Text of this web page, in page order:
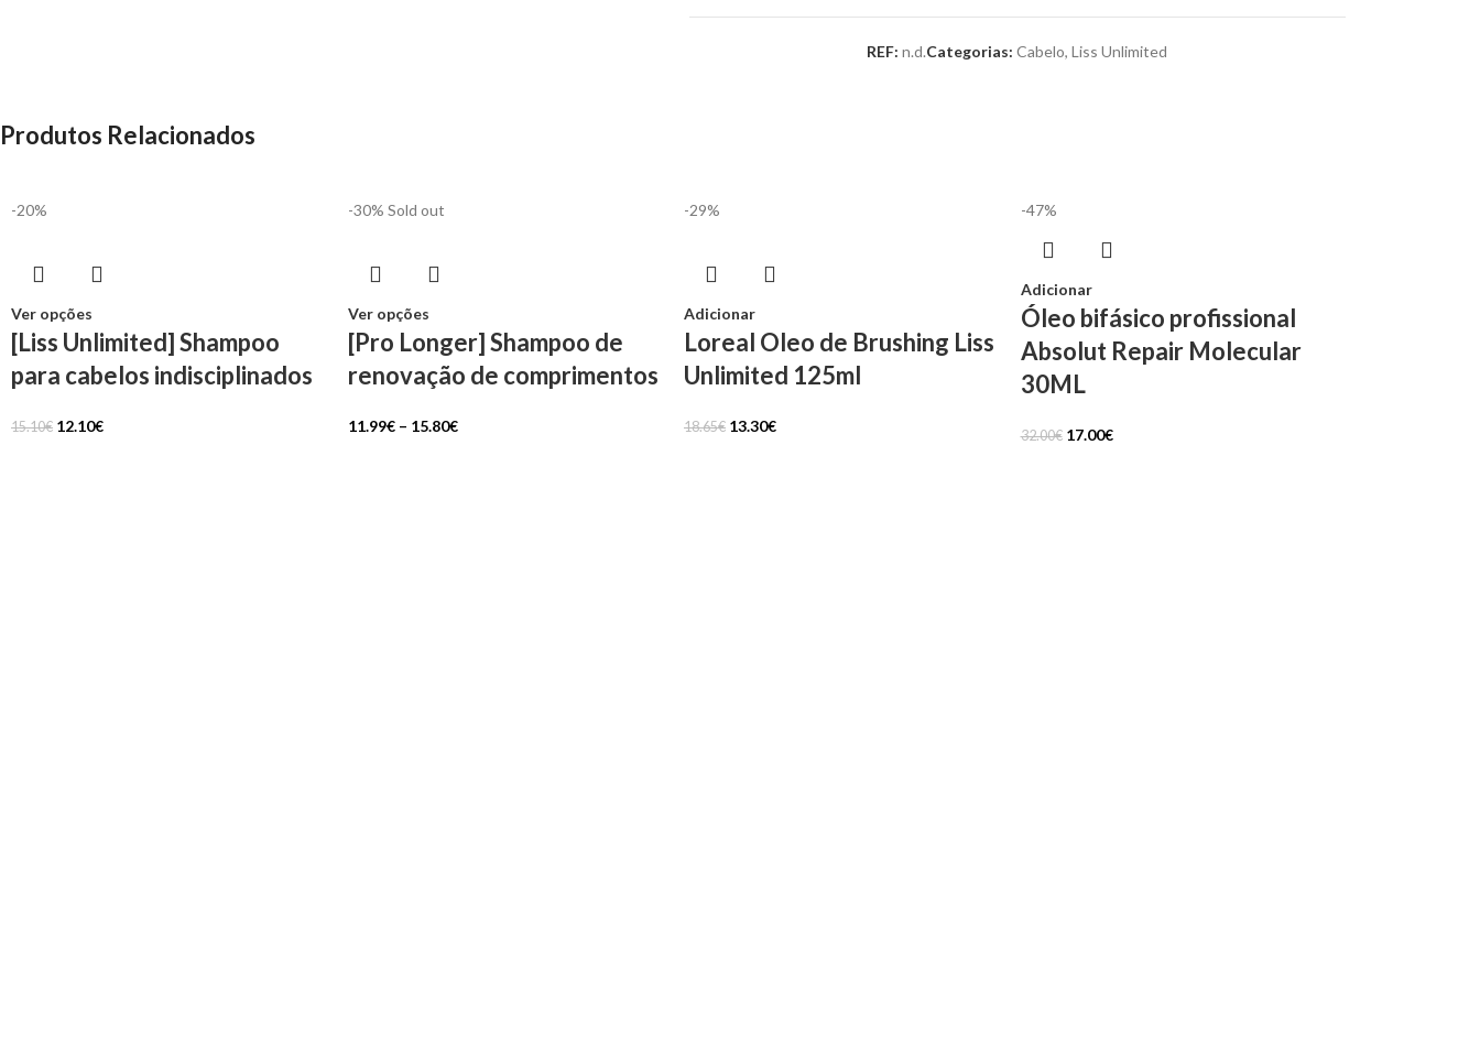
REF:n.d.Categorias: Cabelo, Liss Unlimited
Produtos Relacionados
-20%
Ver opções
[Liss Unlimited] Shampoo
para cabelos indisciplinados
15.10€ 12.10€
-30% Sold out
Ver opções
[Pro Longer] Shampoo de
renovação de comprimentos
11.99€ – 15.80€
-29%
Adicionar
Loreal Oleo de Brushing Liss
Unlimited 125ml
18.65€ 13.30€
-47%
Adicionar
Óleo bifásico profissional
Absolut Repair Molecular
30ML
32.00€ 17.00€